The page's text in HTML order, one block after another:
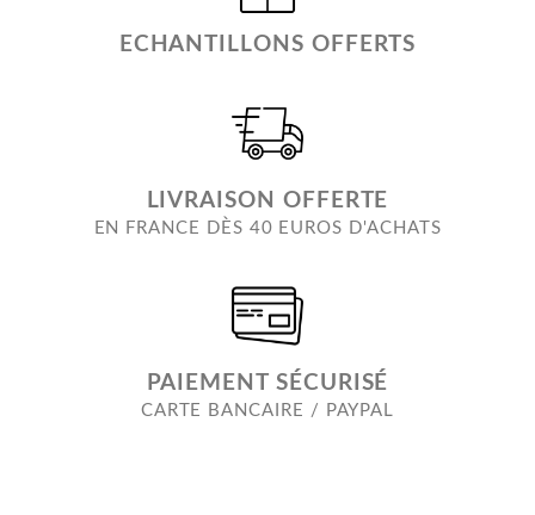
ECHANTILLONS OFFERTS
LIVRAISON OFFERTE
EN FRANCE DÈS 40 EUROS D'ACHATS
PAIEMENT SÉCURISÉ
CARTE BANCAIRE / PAYPAL